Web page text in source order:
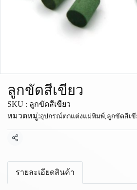
ลูกขัดสีเขียว
SKU : ลูกขัดสีเขียว
หมวดหมู่:อุปกรณ์ตกแต่งแม่พิมพ์,ลูกขัดสีเขี
แชร์
รายละเอียดสินค้า